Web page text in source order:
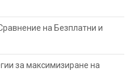
на Безплатни и
за максимизиране на